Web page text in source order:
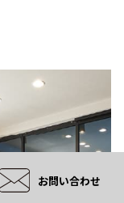
お問い合わせ